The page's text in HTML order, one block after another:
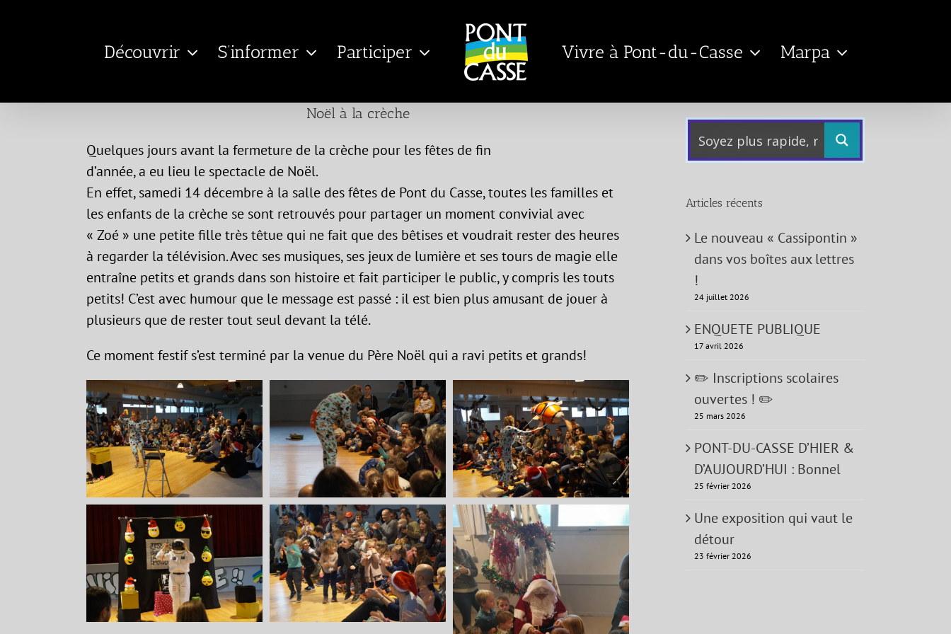
Découvrir S’informer Participer Vivre à Pont-du-Casse Marpa
Noël à la crèche
Quelques jours avant la fermeture de la crèche pour les fêtes de fin
d’année, a eu lieu le spectacle de Noël.
En effet, samedi 14 décembre à la salle des fêtes de Pont du Casse, toutes les familles et
les enfants de la crèche se sont retrouvés pour partager un moment convivial avec
« Zoé » une petite fille très têtue qui ne fait que des bêtises et voudrait rester des heures
à regarder la télévision. Avec ses musiques, ses jeux de lumière et ses tours de magie elle
entraîne petits et grands dans son histoire et fait participer le public, y compris les touts
petits! C’est avec humour que le message est passé : il est bien plus amusant de jouer à
plusieurs que de rester tout seul devant la télé.
Ce moment festif s’est terminé par la venue du Père Noël qui a ravi petits et grands!
Articles récents
Le nouveau « Cassipontin »
dans vos boîtes aux lettres
!
24 juillet 2026
ENQUETE PUBLIQUE
17 avril 2026
✏️ Inscriptions scolaires
ouvertes ! ✏️
25 mars 2026
PONT-DU-CASSE D’HIER &
D’AUJOURD’HUI : Bonnel
25 février 2026
Une exposition qui vaut le
détour
23 février 2026